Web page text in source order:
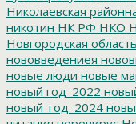
Николаевская
никотин НК РФ НКО
Новгородская область
нововведениея
новые люди новые
новый год_2022
новый_год_2024